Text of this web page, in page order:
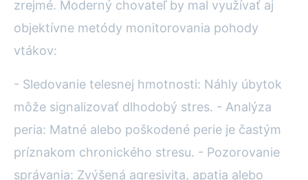
zrejmé. Moderný chovateľ by mal využívať aj
objektívne metódy monitorovania pohody
vtákov:
- Sledovanie telesnej hmotnosti: Náhly úbytok
môže signalizovať dlhodobý stres. - Analýza
peria: Matné alebo poškodené perie je častým
príznakom chronického stresu. - Pozorovanie
správania: Zvýšená agresivita, apatia alebo